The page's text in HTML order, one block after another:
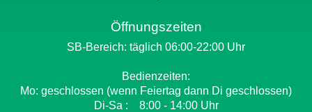
Öffnungszeiten
SB-Bereich: täglich 06:00-22:00 Uhr
Bedienzeiten:
Mo: geschlossen (wenn Feiertag dann Di geschlossen)
Di-Sa : 8:00 - 14:00 Uhr